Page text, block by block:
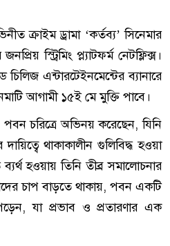
ক্রাইম ড্রামা ‘কর্তব্য’ সিনেমার
স্ট্রিমিং প্ল্যাটফর্ম নেটফ্লিক্স।
এন্টারটেইনমেন্টের ব্যানারে
আগামী ১৫ই মে মুক্তি পাবে।
চরিত্রে অভিনয় করেছেন, যিনি
থাকাকালীন গুলিবিদ্ধ হওয়া
হওয়ায় তিনি তীব্র সমালোচনার
চাপ বাড়তে থাকায়, পবন একটি
যা প্রভাব ও প্রতারণার এক